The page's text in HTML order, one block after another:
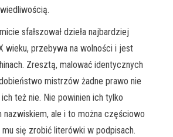
sfałszował dzieła najbardziej
wieku, przebywa na wolności i jest
Zresztą, malować identycznych
mistrzów żadne prawo nie
też nie. Nie powinien ich tylko
nazwiskiem, ale i to można częściowo
mu się zrobić literówki w podpisach.